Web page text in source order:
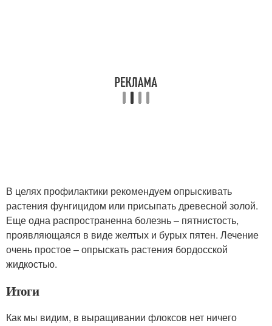
В целях профилактики рекомендуем опрыскивать
растения фунгицидом или присыпать древесной золой.
Еще одна распространенна болезнь – пятнистость,
проявляющаяся в виде желтых и бурых пятен. Лечение
очень простое – опрыскать растения бордосской
жидкостью.
Итоги
Как мы видим, в выращивании флоксов нет ничего